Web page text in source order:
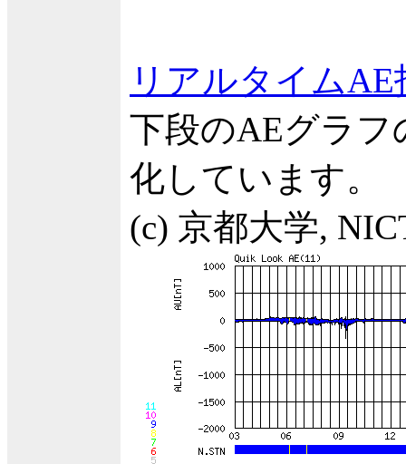
リアルタイムAE
下段のAEグラフ
化しています。
(c) 京都大学,